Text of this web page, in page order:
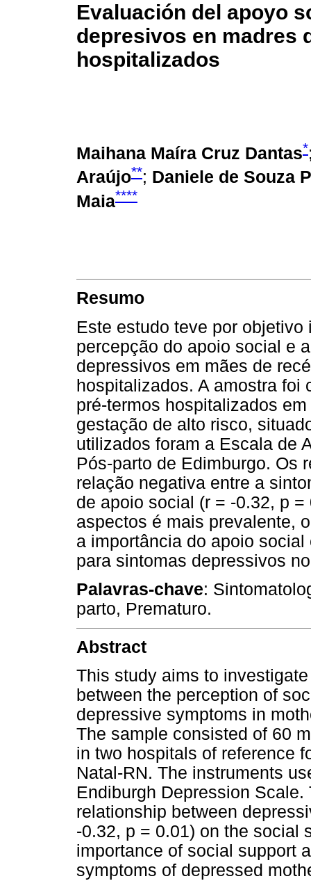
Evaluación del apoyo
depresivos en madres
hospitalizados
Maihana Maíra Cruz Dantas*
Araújo**; Daniele de Souza
Maia****
Resumo
Este estudo teve por
percepção do apoio social e
depressivos em mães de
hospitalizados. A amostra foi
pré-termos hospitalizados
gestação de alto risco,
utilizados foram a Escala de
Pós-parto de Edimburgo. Os
relação negativa entre a
de apoio social (r = -0.32, p
aspectos é mais prevalente,
a importância do apoio
para sintomas depressivos
Palavras-chave:
parto, Prematuro.
Abstract
This study aims to
between the perception of
depressive symptoms in
The sample consisted of 60
in two hospitals of reference
Natal-RN. The instruments
Endiburgh Depression
relationship between
-0.32, p = 0.01) on the social
importance of social support
symptoms of depressed